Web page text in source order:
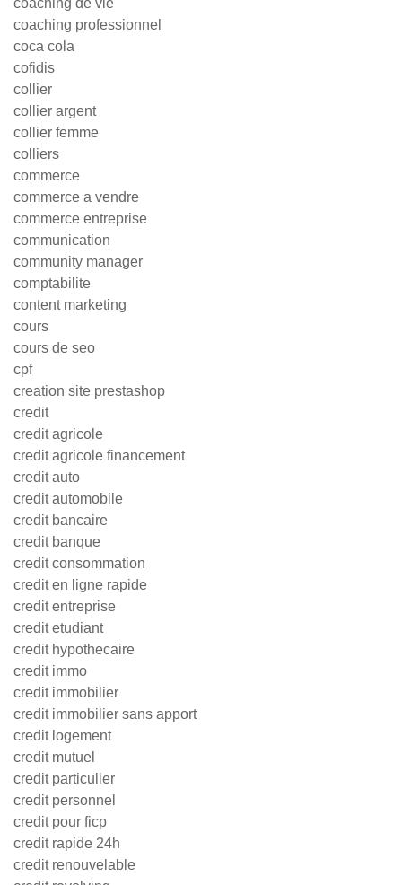
coaching de vie
coaching professionnel
coca cola
cofidis
collier
collier argent
collier femme
colliers
commerce
commerce a vendre
commerce entreprise
communication
community manager
comptabilite
content marketing
cours
cours de seo
cpf
creation site prestashop
credit
credit agricole
credit agricole financement
credit auto
credit automobile
credit bancaire
credit banque
credit consommation
credit en ligne rapide
credit entreprise
credit etudiant
credit hypothecaire
credit immo
credit immobilier
credit immobilier sans apport
credit logement
credit mutuel
credit particulier
credit personnel
credit pour ficp
credit rapide 24h
credit renouvelable